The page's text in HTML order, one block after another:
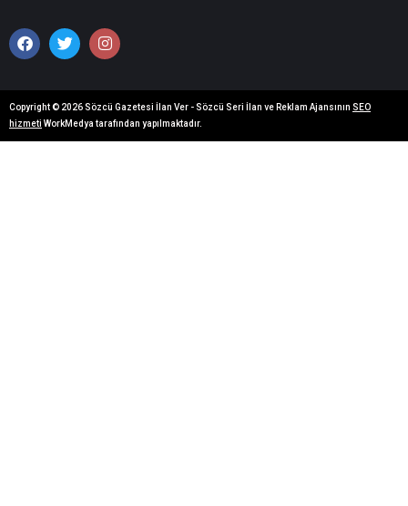
Copyright © 2026 Sözcü Gazetesi İlan Ver - Sözcü Seri İlan ve Reklam Ajansının SEO
hizmeti WorkMedya tarafından yapılmaktadır.